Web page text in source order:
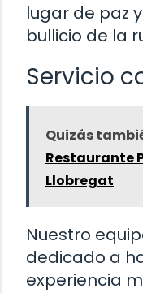
lugar de paz
bullicio de la
Servicio
Quizás
Restaurante
Llobregat
Nuestro
dedicado a
experiencia